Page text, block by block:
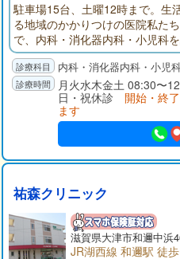
駐車場15台、土曜12時まで。生
る地域のかかりつけの医院私た
で、内科・消化器内科・小児科
心から頼っていただける内科・
クターとして、地域に根ざした
は消化器内科の診療に強みを持
病学会認定 消化器病専門医の
在までに30年におよぶキャリア
けられた当院の診療は、逆流性
胃潰瘍、十二指腸潰瘍、胆石症
など、広く対応いたします。検
感が少ないよう心がけています
と連携しているため、必要な場
ることが可能です。内科では、
生活習慣病の診療に力をいれて
血症、高尿酸血症などの病気は
内科・消化器内科・小児
月火水木金土 08:30〜
日・祝休診 開始・終
ます
祐森クリニック
滋賀県大津市和邇中浜
JR湖西線 和邇駅 徒